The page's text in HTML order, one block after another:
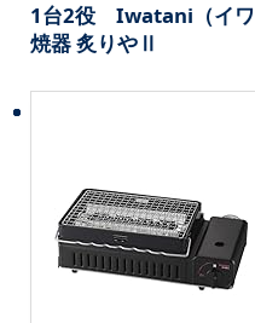
1台2役 Iwatani（イワ
焼器 炙りやⅡ